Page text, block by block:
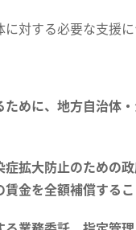
対する必要な支援に
ために、地方自治体
拡大防止のための
金を全額補償するこ